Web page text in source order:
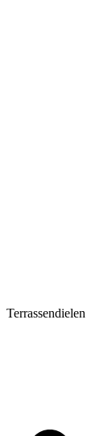
Terrassendielen